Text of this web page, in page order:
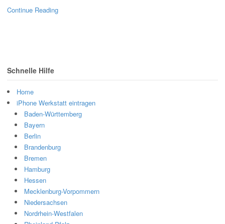
Continue Reading
Schnelle Hilfe
Home
iPhone Werkstatt eintragen
Baden-Württemberg
Bayern
Berlin
Brandenburg
Bremen
Hamburg
Hessen
Mecklenburg-Vorpommern
Niedersachsen
Nordrhein-Westfalen